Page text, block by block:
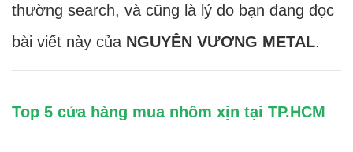
thường search, và cũng là lý do bạn đang đọc
bài viết này của NGUYÊN VƯƠNG METAL.
Top 5 cửa hàng mua nhôm xịn tại TP.HCM